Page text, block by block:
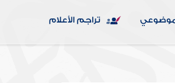
تراجم الأعلام